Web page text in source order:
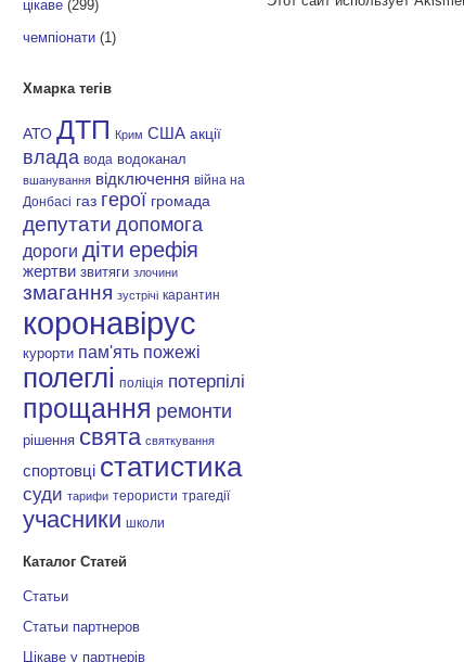
цікаве (299)
чемпіонати (1)
Хмарка тегів
АТО ДТП Крим США акції
влада вода водоканал
вшанування відключення війна на
Донбасі газ герої громада
депутати допомога
дороги діти ерефія
жертви звитяги злочини
змагання зустрічі карантин
коронавірус
курорти пам'ять пожежі
полеглі поліція потерпілі
прощання ремонти
рішення свята святкування
спортовці статистика
суди тарифи терористи трагедії
учасники школи
Каталог Статей
Статьи
Статьи партнеров
Цікаве у партнерів